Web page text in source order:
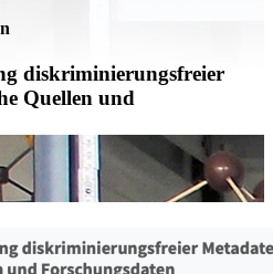
diskriminierungsfreier
Quellen und